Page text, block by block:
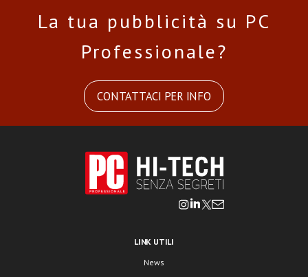
La tua pubblicità su PC
Professionale?
CONTATTACI PER INFO
LINK UTILI
News